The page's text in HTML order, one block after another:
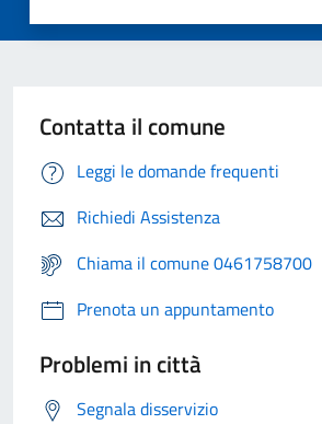
Contatta il comune
Leggi le domande frequenti
Richiedi Assistenza
Chiama il comune 0461758700
Prenota un appuntamento
Problemi in città
Segnala disservizio